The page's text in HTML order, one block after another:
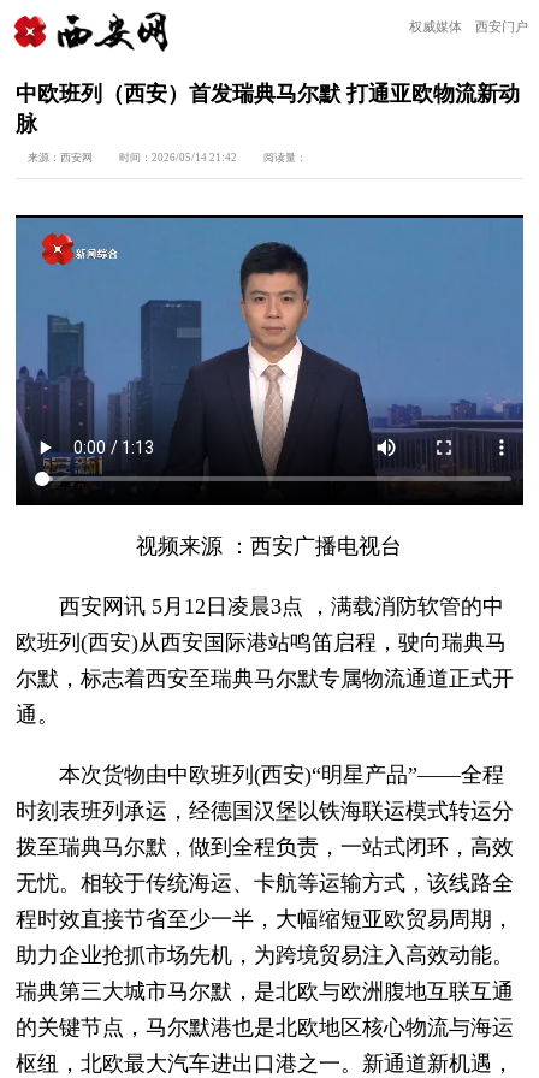
权威媒体 西安门户
中欧班列（西安）首发瑞典马尔默 打通亚欧物流新动
脉
来源：西安网 时间：2026/05/14 21:42 阅读量：
视频来源 ：西安广播电视台
西安网讯 5月12日凌晨3点 ，满载消防软管的中
欧班列(西安)从西安国际港站鸣笛启程，驶向瑞典马
尔默，标志着西安至瑞典马尔默专属物流通道正式开
通。
本次货物由中欧班列(西安)“明星产品”——全程
时刻表班列承运，经德国汉堡以铁海联运模式转运分
拨至瑞典马尔默，做到全程负责，一站式闭环，高效
无忧。相较于传统海运、卡航等运输方式，该线路全
程时效直接节省至少一半，大幅缩短亚欧贸易周期，
助力企业抢抓市场先机，为跨境贸易注入高效动能。
瑞典第三大城市马尔默，是北欧与欧洲腹地互联互通
的关键节点，马尔默港也是北欧地区核心物流与海运
枢纽，北欧最大汽车进出口港之一。新通道新机遇，